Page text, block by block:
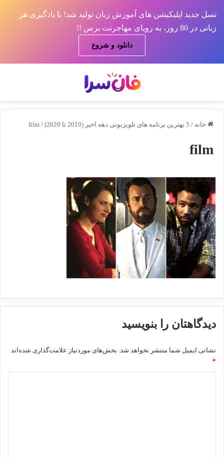
نسل جدید اپلیکیشن های آموزش زبان تولید شد! با یادگیری هر
زبانی در 80 روز، به رویای مهاجرتت برس !!
دانلود و شروع
خانه / 5 بهترین برنامه های تلویزیونی دهه اخیر (2010 تا 2020) /
film
film
دیدگاهتان را بنویسید
نشانی ایمیل شما منتشر نخواهد شد. بخش‌های موردنیاز علامت‌گذاری شده‌اند
*